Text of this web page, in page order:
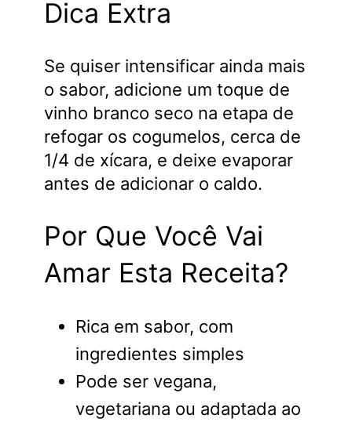
Dica Extra
Se quiser intensificar ainda mais
o sabor, adicione um toque de
vinho branco seco na etapa de
refogar os cogumelos, cerca de
1/4 de xícara, e deixe evaporar
antes de adicionar o caldo.
Por Que Você Vai
Amar Esta Receita?
Rica em sabor, com
ingredientes simples
Pode ser vegana,
vegetariana ou adaptada ao